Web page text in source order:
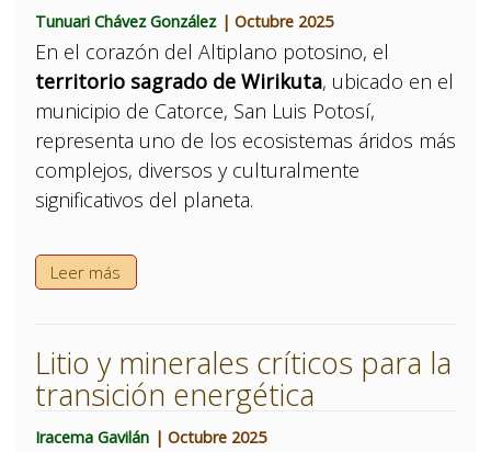
Tunuari Chávez González | Octubre 2025
En el corazón del Altiplano potosino, el
territorio sagrado de Wirikuta, ubicado en el
municipio de Catorce, San Luis Potosí,
representa uno de los ecosistemas áridos más
complejos, diversos y culturalmente
significativos del planeta.
Leer más
Litio y minerales críticos para la
transición energética
Iracema Gavilán | Octubre 2025